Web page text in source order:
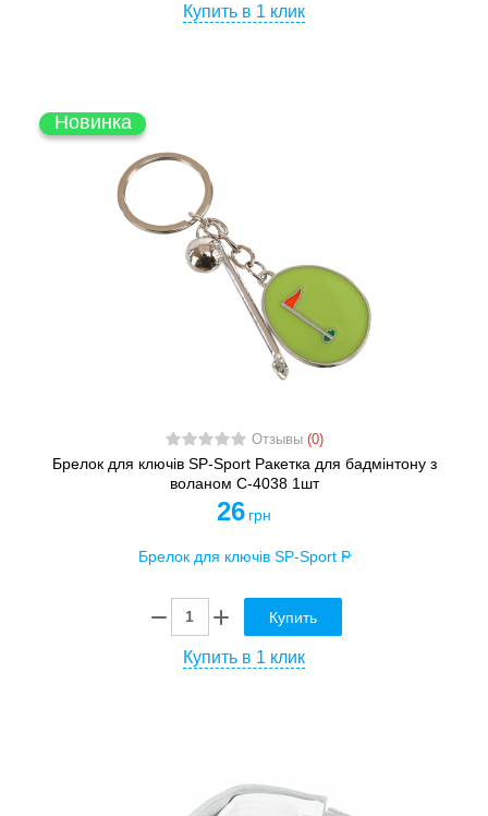
Купить в 1 клик
Новинка
Отзывы (0)
Брелок для ключів SP-Sport Ракетка для бадмінтону з
воланом C-4038 1шт
26 грн
Купить
Купить в 1 клик